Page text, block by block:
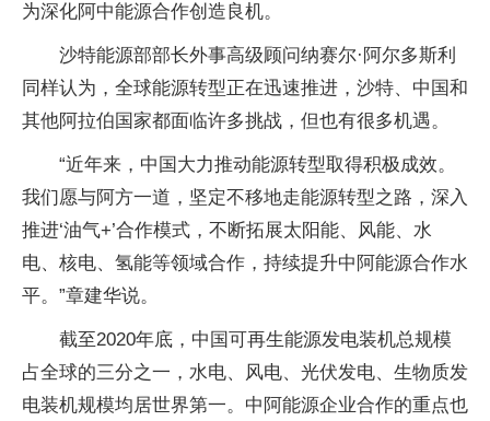
为深化阿中能源合作创造良机。
沙特能源部部长外事高级顾问纳赛尔·阿尔多斯利
同样认为，全球能源转型正在迅速推进，沙特、中国和
其他阿拉伯国家都面临许多挑战，但也有很多机遇。
“近年来，中国大力推动能源转型取得积极成效。
我们愿与阿方一道，坚定不移地走能源转型之路，深入
推进‘油气+’合作模式，不断拓展太阳能、风能、水
电、核电、氢能等领域合作，持续提升中阿能源合作水
平。”章建华说。
截至2020年底，中国可再生能源发电装机总规模
占全球的三分之一，水电、风电、光伏发电、生物质发
电装机规模均居世界第一。中阿能源企业合作的重点也